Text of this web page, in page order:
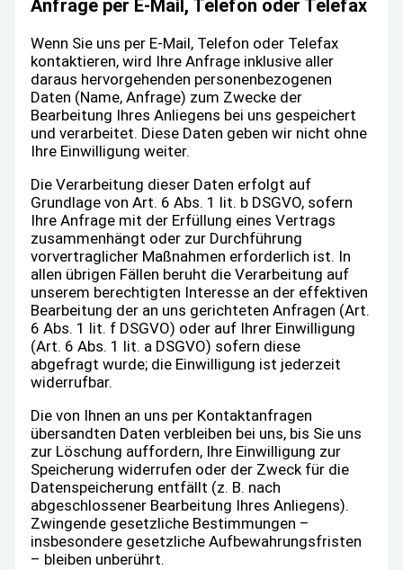
Anfrage per E-Mail, Telefon oder Telefax
Wenn Sie uns per E-Mail, Telefon oder Telefax
kontaktieren, wird Ihre Anfrage inklusive aller
daraus hervorgehenden personenbezogenen
Daten (Name, Anfrage) zum Zwecke der
Bearbeitung Ihres Anliegens bei uns gespeichert
und verarbeitet. Diese Daten geben wir nicht ohne
Ihre Einwilligung weiter.
Die Verarbeitung dieser Daten erfolgt auf
Grundlage von Art. 6 Abs. 1 lit. b DSGVO, sofern
Ihre Anfrage mit der Erfüllung eines Vertrags
zusammenhängt oder zur Durchführung
vorvertraglicher Maßnahmen erforderlich ist. In
allen übrigen Fällen beruht die Verarbeitung auf
unserem berechtigten Interesse an der effektiven
Bearbeitung der an uns gerichteten Anfragen (Art.
6 Abs. 1 lit. f DSGVO) oder auf Ihrer Einwilligung
(Art. 6 Abs. 1 lit. a DSGVO) sofern diese
abgefragt wurde; die Einwilligung ist jederzeit
widerrufbar.
Die von Ihnen an uns per Kontaktanfragen
übersandten Daten verbleiben bei uns, bis Sie uns
zur Löschung auffordern, Ihre Einwilligung zur
Speicherung widerrufen oder der Zweck für die
Datenspeicherung entfällt (z. B. nach
abgeschlossener Bearbeitung Ihres Anliegens).
Zwingende gesetzliche Bestimmungen –
insbesondere gesetzliche Aufbewahrungsfristen
– bleiben unberührt.